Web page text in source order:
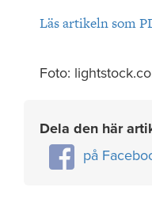
Läs artikeln som
Foto:
Dela den här
på